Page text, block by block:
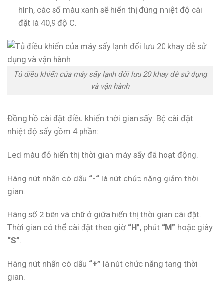
hình, các số màu xanh sẽ hiển thị đúng nhiệt độ cài
đặt là 40,9 độ C.
Tủ điều khiển của máy sấy lạnh đối lưu 20 khay dễ sử dụng
và vận hành
Đồng hồ cài đặt điều khiển thời gian sấy: Bộ cài đặt
nhiệt độ sấy gồm 4 phần:
Led màu đỏ hiển thị thời gian máy sấy đã hoạt động.
Hàng nút nhấn có dấu “-“ là nút chức năng giảm thời
gian.
Hàng số 2 bên và chữ ở giữa hiển thị thời gian cài đặt.
Thời gian có thể cài đặt theo giờ “H”, phút “M” hoặc giây
“S”.
Hàng nút nhấn có dấu “+” là nút chức năng tang thời
gian.